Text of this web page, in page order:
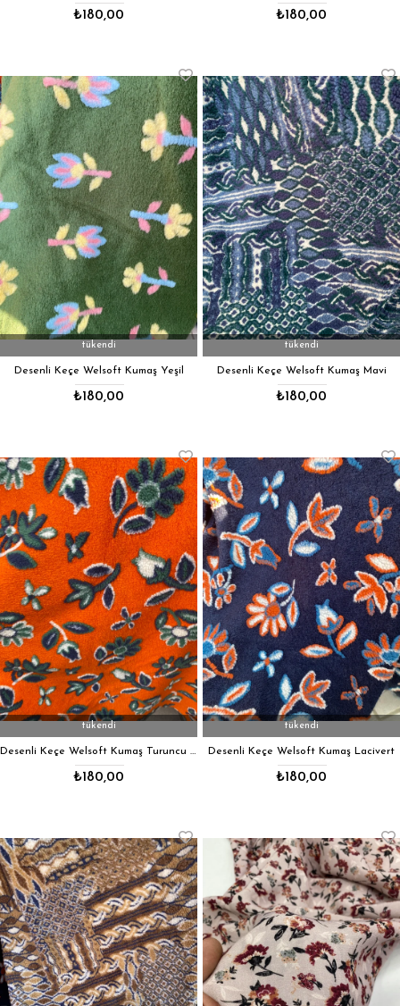
₺180,00 ₺180,00
tükendi
Desenli Keçe Welsoft Kumaş Yeşil
₺180,00
tükendi
Desenli Keçe Welsoft Kumaş Mavi
₺180,00
tükendi
Desenli Keçe Welsoft Kumaş Turuncu Çicek
₺180,00
tükendi
Desenli Keçe Welsoft Kumaş Lacivert
₺180,00